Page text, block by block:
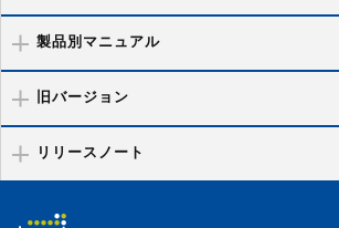
製品別マニュアル
旧バージョン
リリースノート